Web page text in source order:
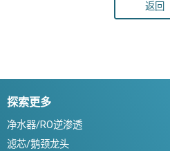
返回
探索更多
净水器/RO逆渗透
滤芯/鹅颈龙头